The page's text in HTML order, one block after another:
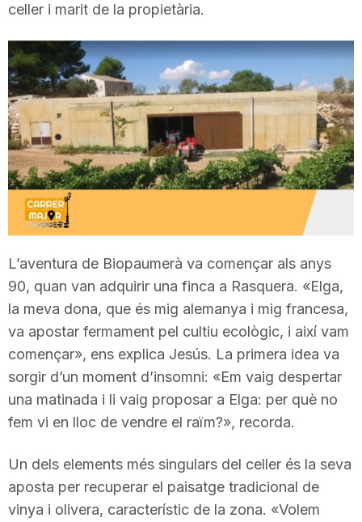
d
e
T
a
r
a
o
celler i marit de la propietària.
L’aventura de Biopaumerà va començar als anys
90, quan van adquirir una finca a Rasquera. «Elga,
la meva dona, que és mig alemanya i mig francesa,
va apostar fermament pel cultiu ecològic, i així vam
començar», ens explica Jesús. La primera idea va
sorgir d’un moment d’insomni: «Em vaig despertar
una matinada i li vaig proposar a Elga: per què no
fem vi en lloc de vendre el raïm?», recorda.
Un dels elements més singulars del celler és la seva
aposta per recuperar el paisatge tradicional de
vinya i olivera, característic de la zona. «Volem